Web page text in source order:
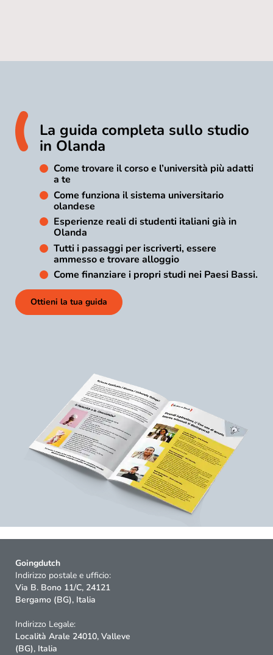
La guida completa sullo studio
in Olanda
Come trovare il corso e l’università più adatti
a te
Come funziona il sistema universitario
olandese
Esperienze reali di studenti italiani già in
Olanda
Tutti i passaggi per iscriverti, essere
ammesso e trovare alloggio
Come finanziare i propri studi nei Paesi Bassi.
Ottieni la tua guida
Goingdutch
Indirizzo postale e ufficio:
Via B. Bono 11/C, 24121
Bergamo (BG), Italia
Indirizzo Legale:
Località Arale 24010, Valleve
(BG), Italia